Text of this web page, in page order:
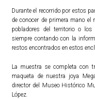
Durante el recorrido por estos
de conocer de primera mano
pobladores del territorio o
siempre contando con la
restos encontrados en estos
La muestra se completa con
maqueta de nuestra joya
director del Museo Histórico
López.